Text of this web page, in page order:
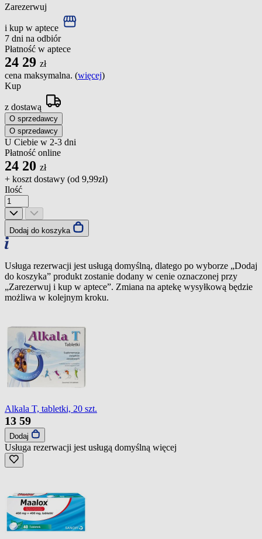
Zarezerwuj
i kup w aptece
7 dni na odbiór
Płatność w aptece
24 29 zł
cena maksymalna. (więcej)
Kup
z dostawą
O sprzedawcy
O sprzedawcy
U Ciebie w 2-3 dni
Płatność online
24 20 zł
+ koszt dostawy (od 9,99zł)
Ilość
Dodaj do koszyka
Usługa rezerwacji jest usługą domyślną, dlatego po wyborze „Dodaj
do koszyka” produkt zostanie dodany w cenie oznaczonej przy
„Zarezerwuj i kup w aptece”. Zmiana na aptekę wysyłkową będzie
możliwa w kolejnym kroku.
Alkala T, tabletki, 20 szt.
13 59
Dodaj
Usługa rezerwacji jest usługą domyślną więcej